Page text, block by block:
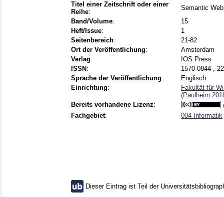
Titel einer Zeitschrift oder einer
Reihe:
Semantic Web
Band/Volume:
15
Heft/Issue:
1
Seitenbereich:
21-82
Ort der Veröffentlichung:
Amsterdam
Verlag:
IOS Press
ISSN :
1570-0844 ,
Sprache der Veröffentlichung:
Englisch
Einrichtung:
Fakultät für
(Paulheim
Bereits vorhandene Lizenz:
Fachgebiet: 004 Informatik
Dieser Eintrag ist Teil der